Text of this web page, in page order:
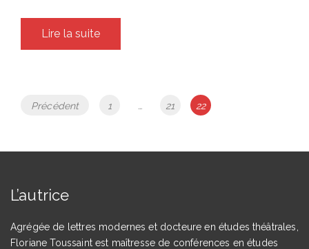
Lire la suite
Navigation
articles
Précédent Page
1 … Page
21 Page
22
L’autrice
Agrégée de lettres modernes et docteure en études théâtrales,
Floriane Toussaint est maîtresse de conférences en études